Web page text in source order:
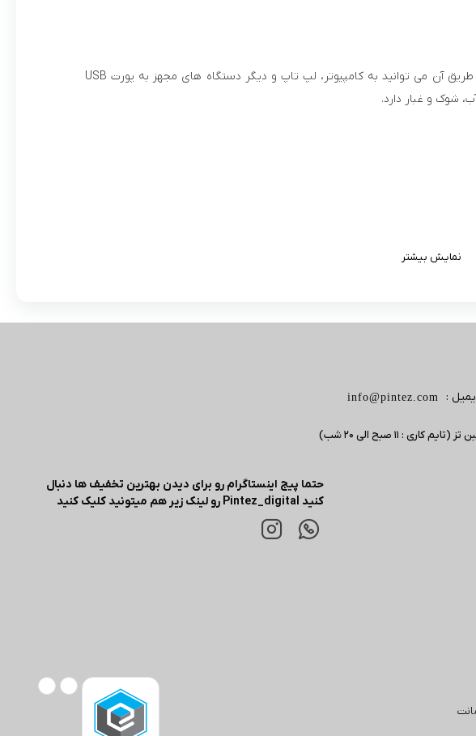
فلش مموری لوتوس مدل L805 ظرفیتی 32 گیگا بایتی دارد و از طریق آن می توانید به کامپیوتر، لپ تاپ و دیگر دستگاه های مجهز به پورت USB
شوک و غبار دارد.
نمایش بیشتر
:
info@pintez.com
حتما پیج اینستاگرام رو برای دیدن بهترین تخفیف ها دنبال
کنید Pintez_digital رو لینک زیر هم میتونید کلیک کنید